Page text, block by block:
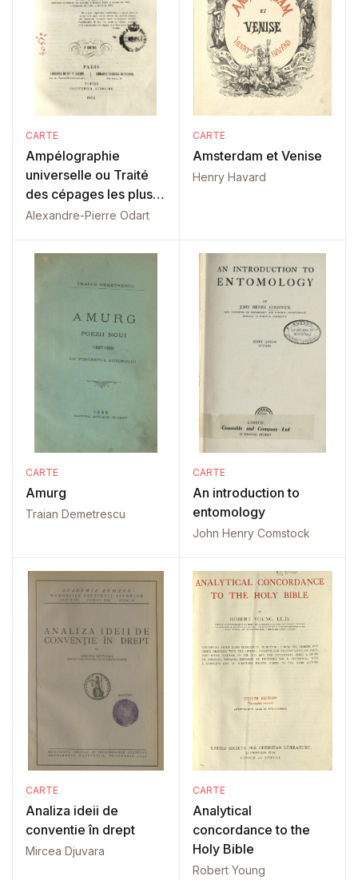
CARTE
Ampélographie
universelle ou Traité
des cépages les plus
estimés
Alexandre-Pierre Odart
CARTE
Amsterdam et Venise
Henry Havard
CARTE
Amurg
Traian Demetrescu
CARTE
An introduction to
entomology
John Henry Comstock
CARTE
Analiza ideii de
conventie în drept
Mircea Djuvara
CARTE
Analytical
concordance to the
Holy Bible
Robert Young